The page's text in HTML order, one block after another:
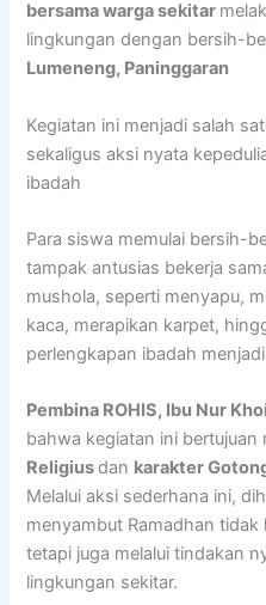
bersama warga sekitar
lingkungan dengan bersih-
Lumeneng, Paninggaran
Kegiatan ini menjadi salah
sekaligus aksi nyata
ibadah
Para siswa memulai bersih-
tampak antusias bekerja
mushola, seperti menyapu,
kaca, merapikan karpet,
perlengkapan ibadah
Pembina ROHIS, Ibu Nur
bahwa kegiatan ini bertujuan
Religiusdan karakter
Melalui aksi sederhana ini,
menyambut Ramadhan
tetapi juga melalui tindakan
lingkungan sekitar.